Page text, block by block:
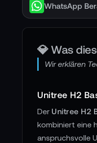
WhatsApp
💎 Was
Wir erklären
Unitree H2
Der Unitree H2
kombiniert eine
anspruchsvolle